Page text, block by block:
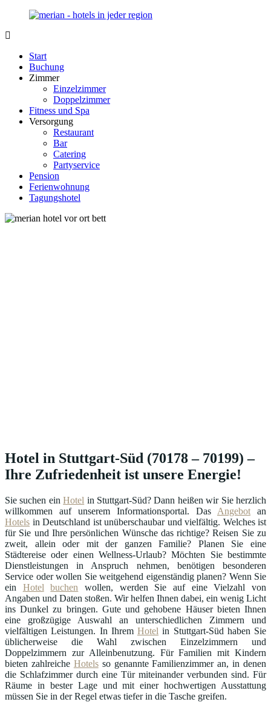
Zurück
Inhalt
Hotel.de
Portal
Hotels,
Unterkunft
Reisen
Deutschland
Start
Buchung
Zimmer
Einzelzimmer
Doppelzimmer
Fitness und Spa
Versorgung
Restaurant
Bar
Catering
Partyservice
Pension
Ferienwohnung
Tagungshotel
Hotel in Stuttgart-Süd (70178 – 70199) –
Ihre Zufriedenheit ist unsere Energie!
Sie suchen einHotel in Stuttgart-Süd? Dann heißen wir Sie herzlich
willkommen auf unserem Informationsportal. Das Angebot an
Hotels in Deutschland ist unüberschaubar und vielfältig. Welches ist
für Sie und Ihre persönlichen Wünsche das richtige? Reisen Sie zu
zweit, allein oder mit der ganzen Familie? Planen Sie eine
Städtereise oder einen Wellness-Urlaub? Möchten Sie bestimmte
Dienstleistungen in Anspruch nehmen, benötigen besonderen
Service oder wollen Sie weitgehend eigenständig planen? Wenn Sie
ein Hotel buchen wollen, werden Sie auf eine Vielzahl von
Angaben und Daten stoßen. Wir helfen Ihnen dabei, ein wenig Licht
ins Dunkel zu bringen. Gute und gehobene Häuser bieten Ihnen
eine großzügige Auswahl an unterschiedlichen Zimmern und
vielfältigen Leistungen. In Ihrem Hotel in Stuttgart-Süd haben Sie
üblicherweise die Wahl zwischen Einzelzimmern und
Doppelzimmern zur Alleinbenutzung. Für Familien mit Kindern
bieten zahlreiche Hotelsso genannte Familienzimmer an, in denen
die Schlafzimmer durch eine Tür miteinander verbunden sind. Für
Räume in bester Lage und mit einer hochwertigen Ausstattung
müssen Sie in der Regel etwas tiefer in die Tasche greifen.